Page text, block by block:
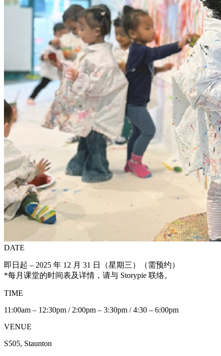
DATE
即日起 – 2025 年 12 月 31 日（星期三）（需预约）
*每月课堂的时间表及详情，请与 Storypie 联络。
TIME
11:00am – 12:30pm / 2:00pm – 3:30pm / 4:30 – 6:00pm
VENUE
S505, Staunton